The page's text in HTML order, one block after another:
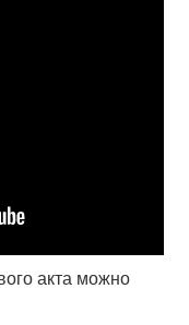
акта можно